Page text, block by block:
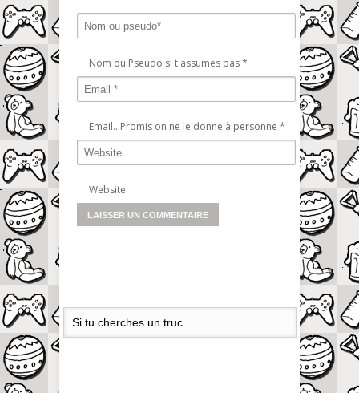
Nom ou Pseudo si t assumes pas*
Email...Promis on ne le donne à personne *
Website